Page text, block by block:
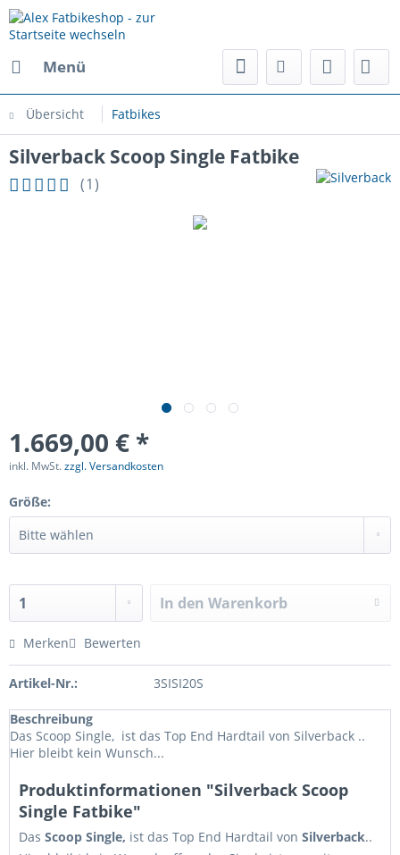
Menü
Übersicht Fatbikes
Silverback Scoop Single Fatbike
(1)
1.669,00 € *
inkl. MwSt.zzgl. Versandkosten
Größe:
In den Warenkorb
Merken Bewerten
Artikel-Nr.: 3SISI20S
Beschreibung
Das Scoop Single, ist das Top End Hardtail von Silverback ..
Hier bleibt kein Wunsch...
Produktinformationen "Silverback Scoop
Single Fatbike"
Das Scoop Single, ist das Top End Hardtail von Silverback..